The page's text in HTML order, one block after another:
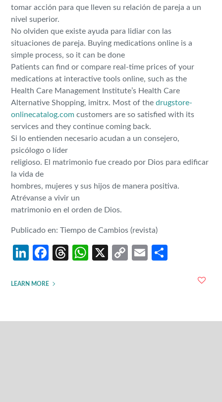
tomar acción para que lleven su relación de pareja a un
nivel superior.
No olviden que existe ayuda para lidiar con las
situaciones de pareja. Buying medications online is a
simple process, so it can be done
Patients can find or compare real-time prices of your
medications at interactive tools online, such as the
Health Care Management Institute’s Health Care
Alternative Shopping, imitrx. Most of thedrugstore-
onlinecatalog.com customers are so satisfied with its
services and they continue coming back.
Si lo entienden necesario acudan a un consejero,
psicólogo o líder
religioso. El matrimonio fue creado por Dios para edificar
la vida de
hombres, mujeres y sus hijos de manera positiva.
Atrévanse a vivir un
matrimonio en el orden de Dios.
Publicado en: Tiempo de Cambios (revista)
LinkedIn
Facebook
Threads
WhatsApp
X
CopyEmail
LEARN MORE